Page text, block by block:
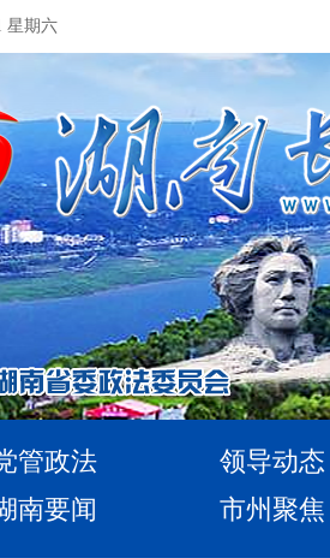
星期六
管政法
领导动态
南要闻
市州聚焦